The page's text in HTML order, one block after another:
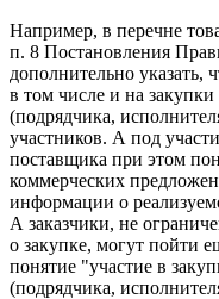
Например, в перечне
п. 8 Постановления
дополнительно указать,
в том числе и на
(подрядчика,
участников. А под
поставщика при этом
коммерческих
информации о
А заказчики, не
о закупке, могут пойти
понятие "участие в
(подрядчика,